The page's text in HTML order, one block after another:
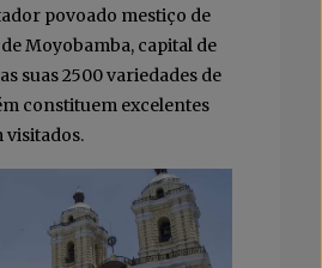
povoado mestiço de
Moyobamba, capital de
suas 2500 variedades de
constituem excelentes
visitados.